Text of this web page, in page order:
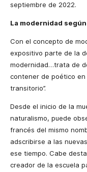
septiembre de 2022.
La modernidad
Con el concepto de
expositivo parte de la
modernidad…trata de
contener de poético
transitorio”.
Desde el inicio de la
naturalismo, puede
francés del mismo
adscribirse a las
ese tiempo. Cabe
creador de la escuela